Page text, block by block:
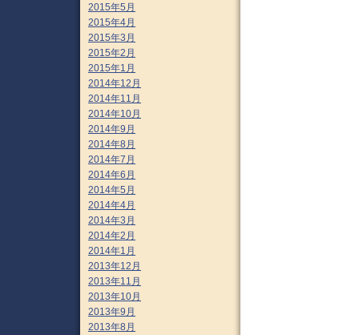
2015年5月
2015年4月
2015年3月
2015年2月
2015年1月
2014年12月
2014年11月
2014年10月
2014年9月
2014年8月
2014年7月
2014年6月
2014年5月
2014年4月
2014年3月
2014年2月
2014年1月
2013年12月
2013年11月
2013年10月
2013年9月
2013年8月